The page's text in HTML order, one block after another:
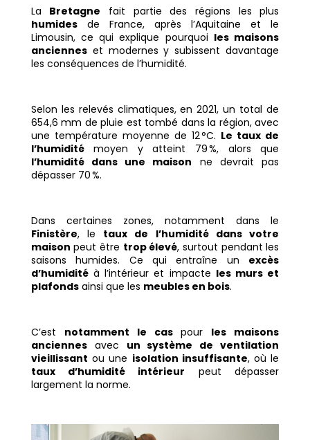
La Bretagne fait partie des régions les plus
humidesde France, après l’Aquitaine et le
Limousin, ce qui explique pourquoi les maisons
ancienneset modernes y subissent davantage
les conséquences de l’humidité.
Selon les relevés climatiques, en 2021, un total de
654,6 mm de pluie est tombé dans la région, avec
une température moyenne de 12 °C. Le taux de
l’humiditémoyen y atteint 79 %, alors que
l’humidité dans une maison ne devrait pas
dépasser 70 %.
Dans certaines zones, notamment dans le
Finistère, le taux de l’humidité dans votre
maison peut être trop élevé, surtout pendant les
saisons humides. Ce qui entraîne un excès
d’humiditéà l’intérieur et impacte les murs et
plafondsainsi que les meubles en bois.
C’est notamment le caspour les maisons
anciennesavec un système de ventilation
vieillissant ou une isolation insuffisante, où le
taux d’humidité intérieur peut dépasser
largement la norme.